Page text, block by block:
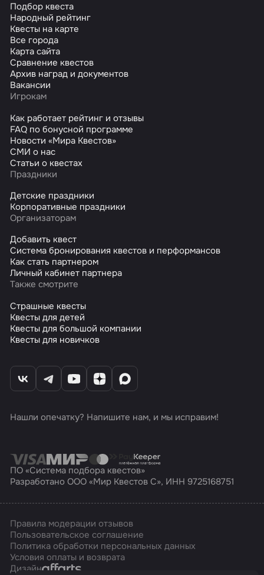
Подбор квеста
Народный рейтинг
Квесты на карте
Все города
Карта сайта
Сравнение квестов
Архив наград и документов
Вакансии
Игрокам
Как работает рейтинг и отзывы
FAQ по бонусной программе
Новости «Мира Квестов»
СМИ о нас
Статьи о квестах
Праздники
Детские праздники
Корпоративные праздники
Организаторам
Добавить квест
Система бронирования квестов и перформансов
Как стать партнером
Личный кабинет партнера
Также смотрите
Страшные квесты
Квесты для детей
Квесты для большой компании
Квесты для новичков
Нашли опечатку? Напишите нам, и мы исправим!
ПО «Система подбора квестов»
Разработано ООО «Мир Квестов С», ИНН 9725168751
Правила модерации отзывов
Пользовательское соглашение
Политика обработки персональных данных
Условия оплаты и возврата
ДизайнAffarts